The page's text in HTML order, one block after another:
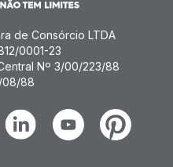
de Consórcio LTDA
0001-23
Nº 3/00/223/88
08/88
LinkedinYoutubePinterest